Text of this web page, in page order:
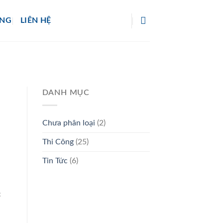
LIÊN HỆ
DANH MỤC
Chưa phân loại (2)
Thi Công(25)
Tin Tức (6)